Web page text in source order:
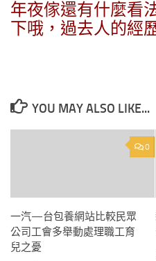
年夜傢還有什麼看
下哦，過去人的經
YOU MAY ALSO LIKE...
0
一汽—台包養網站比較民眾
公司工會多舉動處理職工育
兒之憂